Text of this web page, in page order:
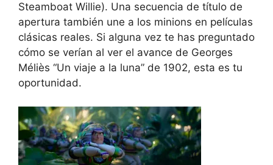
Steamboat Willie). Una secuencia de título de
apertura también une a los minions en películas
clásicas reales. Si alguna vez te has preguntado
cómo se verían al ver el avance de Georges
Méliès “Un viaje a la luna” de 1902, esta es tu
oportunidad.